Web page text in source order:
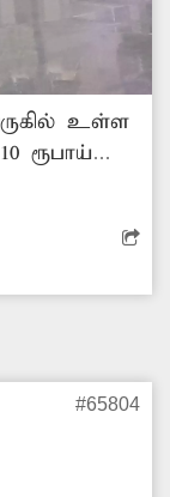
உள்ள
ரூபாய்
எடுக்க
#65804